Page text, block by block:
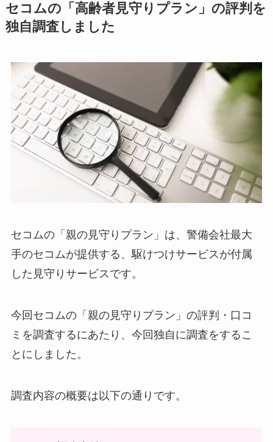
セコムの「高齢者見守りプラン」の評判を
独自調査しました
セコムの「親の見守りプラン」は、警備会社最大
手のセコムが提供する、駆けつけサービスが付属
した見守りサービスです。
今回セコムの「親の見守りプラン」の評判・口コ
ミを調査するにあたり、今回独自に調査をするこ
とにしました。
調査内容の概要は以下の通りです。